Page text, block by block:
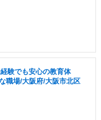
験でも安心の教育体
職場/大阪府/大阪市北区